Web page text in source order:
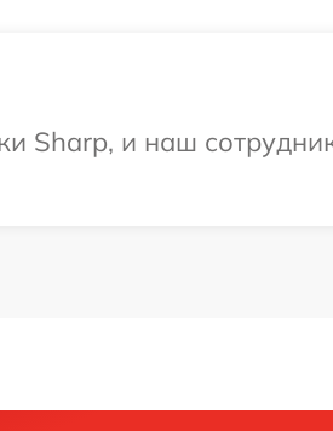
Sharp, и наш